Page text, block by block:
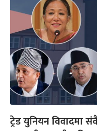
ट्रेड युनियन विवादमा